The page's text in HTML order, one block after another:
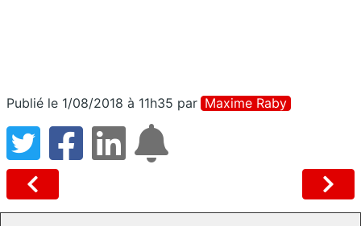
Publié le 1/08/2018 à 11h35 par Maxime Raby